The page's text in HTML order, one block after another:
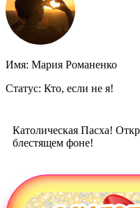
Имя: Мария Романенко
Статус: Кто, если не я!
Католическая Пасха!
блестящем фоне!
Загрузка